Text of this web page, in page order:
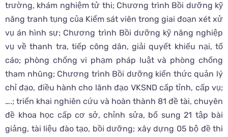
trường, khám nghiệm tử thi; Chương trình Bồi dưỡng kỹ
năng tranh tụng của Kiểm sát viên trong giai đoạn xét xử
vụ án hình sự; Chương trình Bồi dưỡng kỹ năng nghiệp
vụ về thanh tra, tiếp công dân, giải quyết khiếu nại, tố
cáo; phòng chống vi phạm pháp luật và phòng chống
tham nhũng; Chương trình Bồi dưỡng kiến thức quản lý
chỉ đạo, điều hành cho lãnh đạo VKSND cấp tỉnh, cấp vụ;
….; triển khai nghiên cứu và hoàn thành 81 đề tài, chuyên
đề khoa học cấp cơ sở, chỉnh sửa, bổ sung 21 tập bài
giảng, tài liệu đào tạo, bồi dưỡng; xây dựng 05 bộ đề thi